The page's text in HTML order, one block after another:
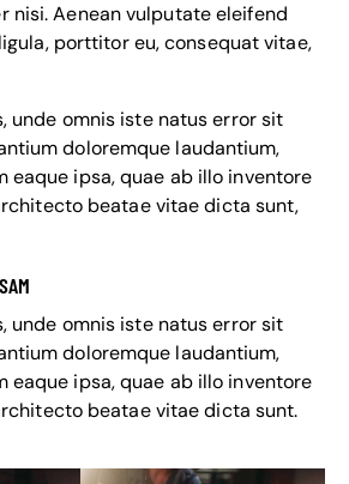
nisi. Aenean vulputate eleifend
porttitor eu, consequat vitae,
unde omnis iste natus error sit
doloremque laudantium,
eaque ipsa, quae ab illo inventore
beatae vitae dicta sunt,
unde omnis iste natus error sit
doloremque laudantium,
eaque ipsa, quae ab illo inventore
beatae vitae dicta sunt.